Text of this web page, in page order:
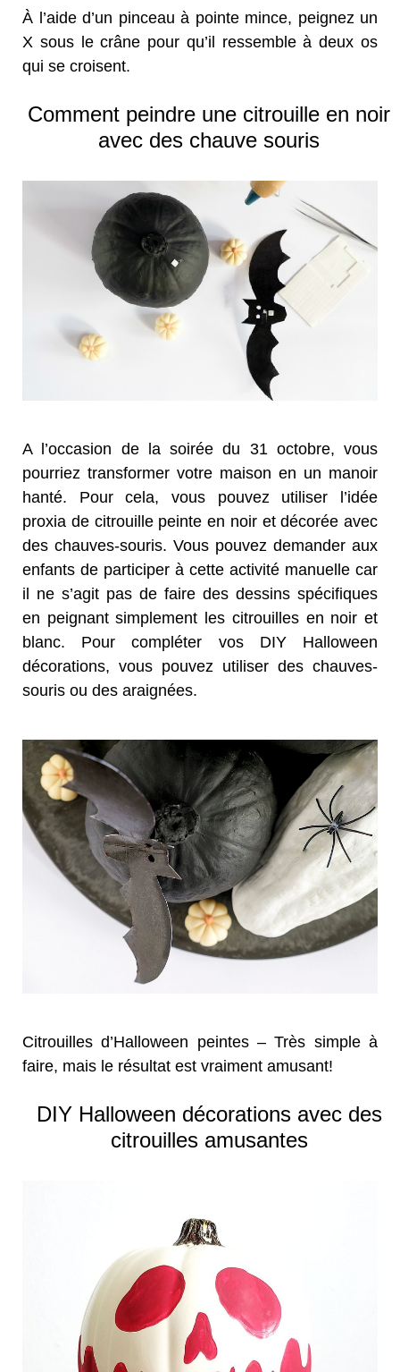
À l’aide d’un pinceau à pointe mince, peignez un
X sous le crâne pour qu’il ressemble à deux os
qui se croisent.
Comment peindre une citrouille en noir
avec des chauve souris
A l’occasion de la soirée du 31 octobre, vous
pourriez transformer votre maison en un manoir
hanté. Pour cela, vous pouvez utiliser l’idée
proxia de citrouille peinte en noir et décorée avec
des chauves-souris. Vous pouvez demander aux
enfants de participer à cette activité manuelle car
il ne s’agit pas de faire des dessins spécifiques
en peignant simplement les citrouilles en noir et
blanc. Pour compléter vos DIY Halloween
décorations, vous pouvez utiliser des chauves-
souris ou des araignées.
Citrouilles d’Halloween peintes – Très simple à
faire, mais le résultat est vraiment amusant!
DIY Halloween décorations avec des
citrouilles amusantes